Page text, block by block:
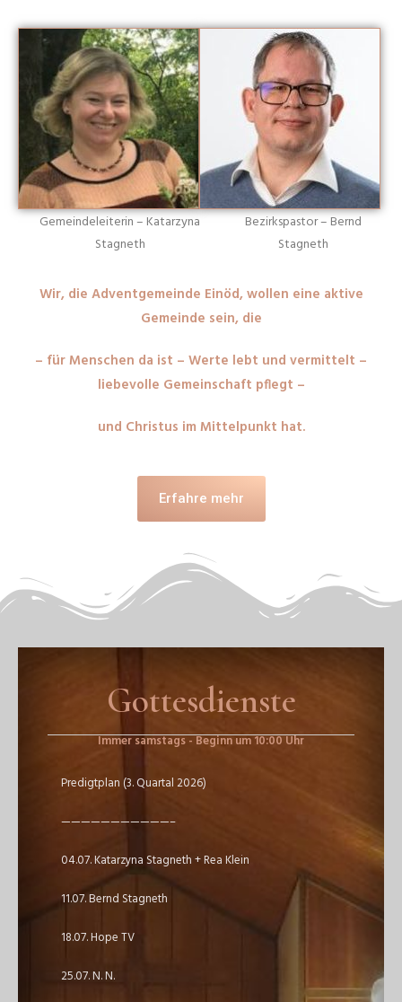
Gemeindeleiterin – Katarzyna
Stagneth
Bezirkspastor – Bernd
Stagneth
Wir, die Adventgemeinde Einöd, wollen eine aktive
Gemeinde sein, die
– für Menschen da ist – Werte lebt und vermittelt –
liebevolle Gemeinschaft pflegt –
und Christus im Mittelpunkt hat.
Erfahre mehr
Gottesdienste
Immer samstags - Beginn um 10:00 Uhr
Predigtplan (3. Quartal 2026)
———————————–
04.07. Katarzyna Stagneth + Rea Klein
11.07. Bernd Stagneth
18.07. Hope TV
25.07. N. N.